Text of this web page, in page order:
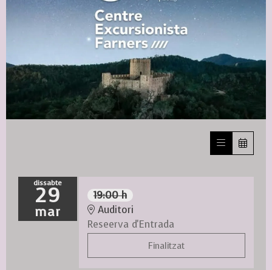
dissabte
29
mar
19:00 h
Auditori
Reseerva d'Entrada
Finalitzat